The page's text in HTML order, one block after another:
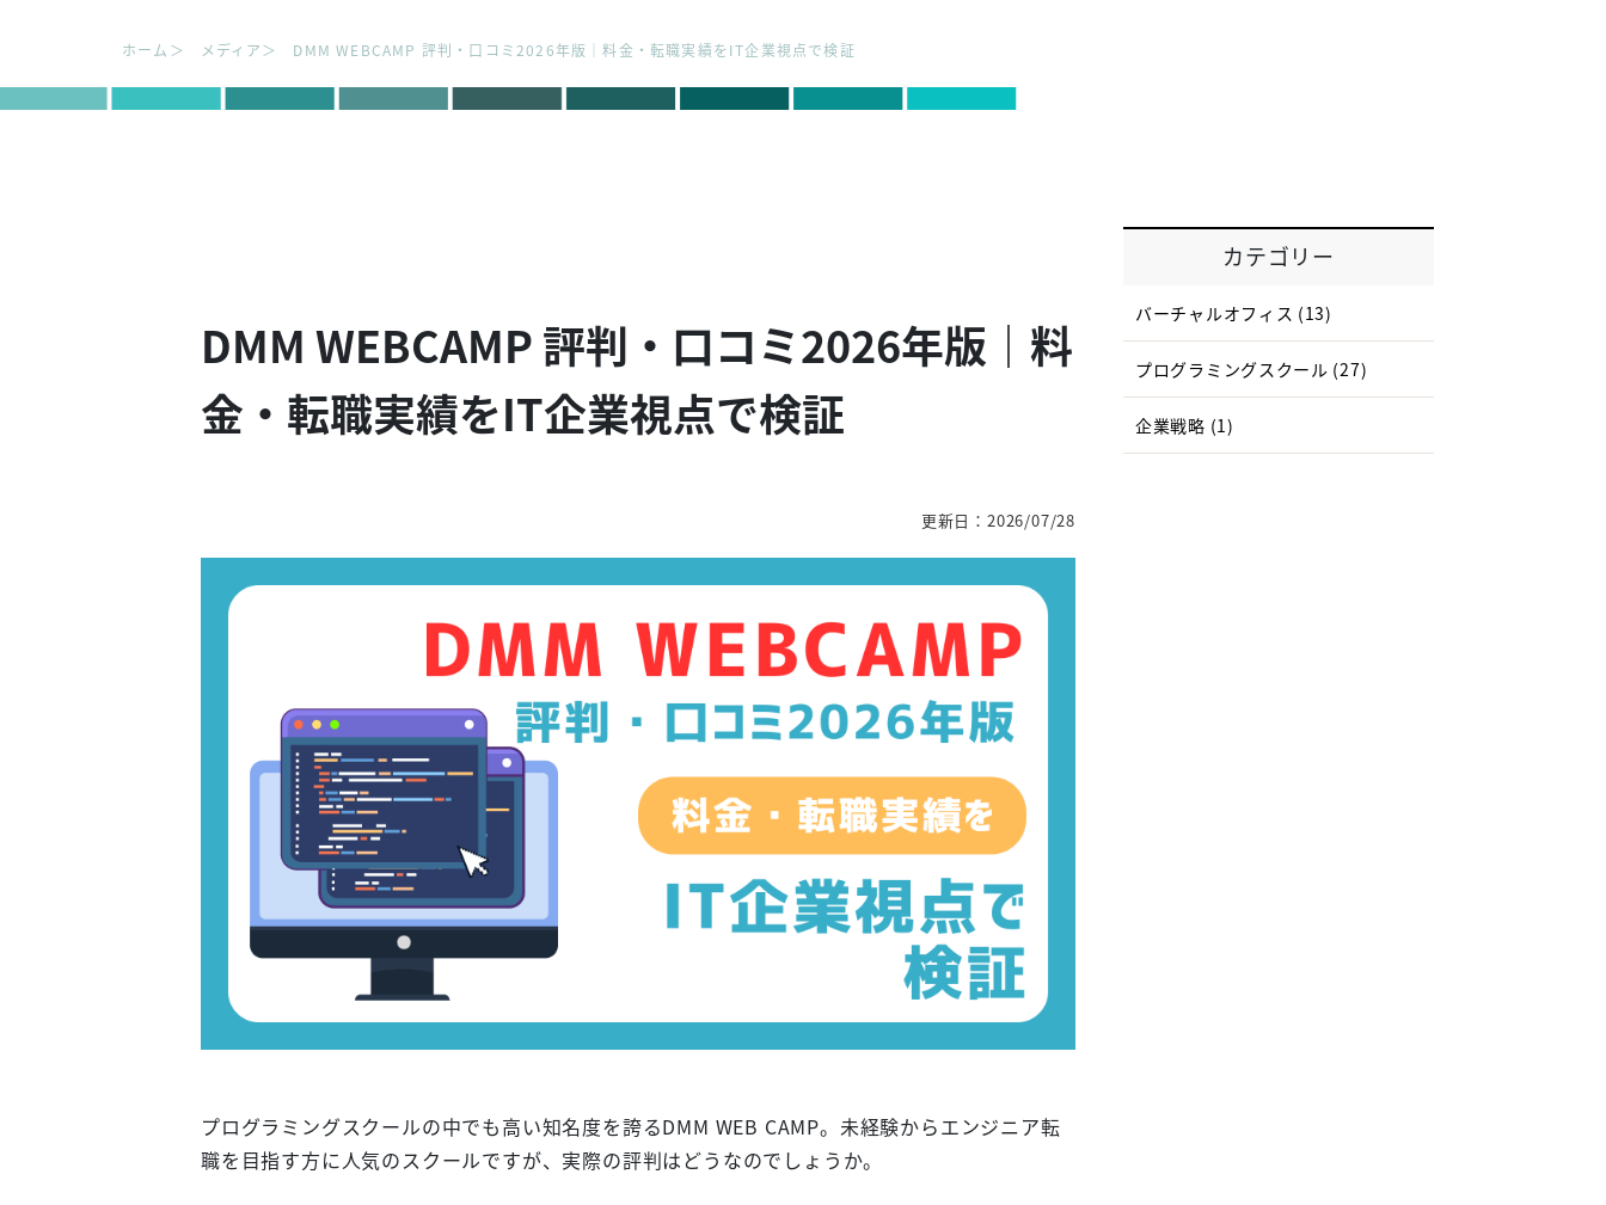
ホーム メディア DMM WEBCAMP 評判・口コミ2026年版｜料金・転職実績をIT企業視点で検証
DMM WEBCAMP 評判・口コミ2026年版｜料
金・転職実績をIT企業視点で検証
更新日：2026/07/28
プログラミングスクールの中でも高い知名度を誇るDMM WEB CAMP。未経験からエンジニア転
職を目指す方に人気のスクールですが、実際の評判はどうなのでしょうか。
カテゴリー
バーチャルオフィス (13)
プログラミングスクール (27)
企業戦略 (1)